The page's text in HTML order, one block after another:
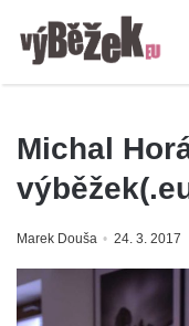
Michal
Marek Douša 24. 3. 2017